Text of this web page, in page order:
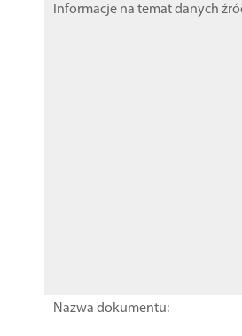
Informacje na temat danych
Nazwa dokumentu: